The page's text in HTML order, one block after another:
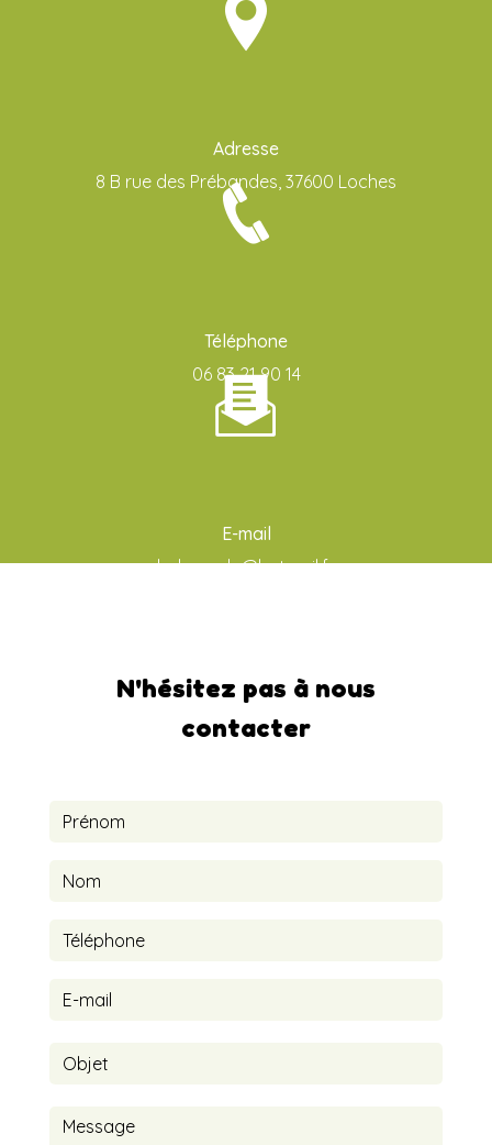
Adresse
8 B rue des Prébandes, 37600 Loches
Téléphone
06 83 21 90 14
E-mail
ludo-aude@hotmail.fr
N'hésitez pas à nous
contacter